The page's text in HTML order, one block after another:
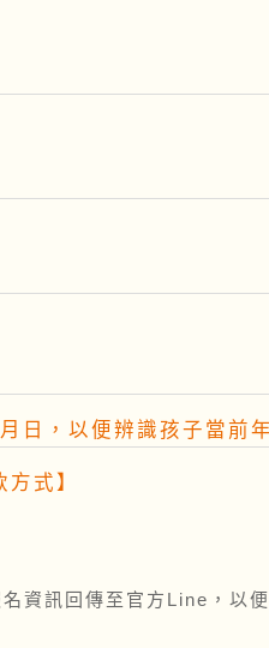
日，以便辨識孩子當前
方式】
資訊回傳至官方Line，以